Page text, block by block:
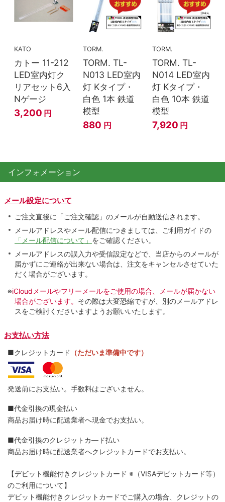
KATO
カトー 11-212
LED室内灯ク
リアセット6入
Nゲージ
3,200 円
TORM.
TORM. TL-
N013 LED室内
灯 Kタイプ・
白色 1本 鉄道
模型
880 円
TORM.
TORM. TL-
N014 LED室内
灯 Kタイプ・
白色 10本 鉄道
模型
7,920 円
インフォメーション
メール設定について
ご注文直後に「ご注文確認」のメールが自動送信されます。
メールアドレスやメール配信につきましては、ご利用ガイドの
「メール配信について」 をご確認ください。
メールアドレスの誤入力や受信設定などで、当店からのメールが
届かずにご連絡が出来ない場合は、注文をキャンセルさせていた
だく場合がございます。
※iCloudメールやフリーメールをご使用の場合、メールが届かない
場合がございます。 その際は大変恐縮ですが、別のメールアドレ
スをご検討くださいますようお願いいたします。
お支払い方法
■クレジットカード （ただいま準備中です）
発送前にお支払い。手数料はございません。
■代金引換の現金払い
商品お届け時に配送業者へ現金でお支払い。
■代金引換のクレジットカ―ド払い
商品お届け時に配送業者へクレジットカードでお支払い。
【デビット機能付きクレジットカード ※（VISAデビットカード等）
のご利用について】
デビット機能付きクレジットカードでご購入の場合、クレジットの